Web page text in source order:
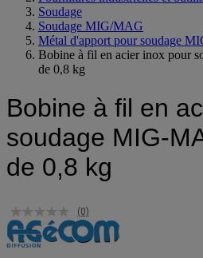
Soudage
Soudage MIG/MAG
Métal d'apport pour soudage
Bobine à fil en acier inox pour
de 0,8 kg
Bobine à fil en
soudage MIG-
de 0,8 kg
(0)